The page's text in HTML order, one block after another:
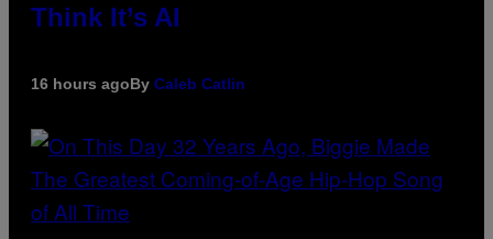
Think It’s AI
16 hours agoBy Caleb Catlin